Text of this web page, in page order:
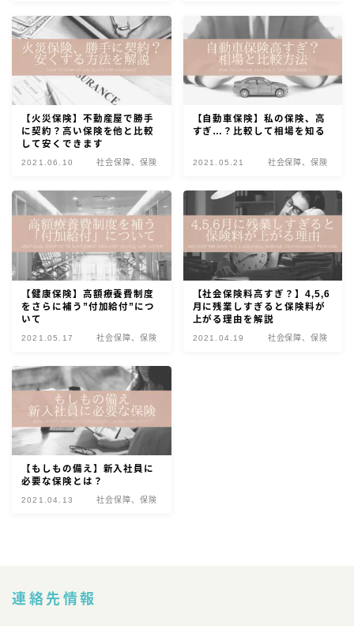
【火災保険】不動産屋で勝手
に契約？高い保険を他と比較
して安くできます
2021.06.10 社会保障、保険
【自動車保険】私の保険、高
すぎ…？比較して相場を知る
2021.05.21 社会保障、保険
【健康保険】高額療養費制度
をさらに補う”付加給付”につ
いて
2021.05.17 社会保障、保険
【社会保険料高すぎ？】4,5,6
月に残業しすぎると保険料が
上がる理由を解説
2021.04.19 社会保障、保険
【もしもの備え】新入社員に
必要な保険とは？
2021.04.13 社会保障、保険
連絡先情報